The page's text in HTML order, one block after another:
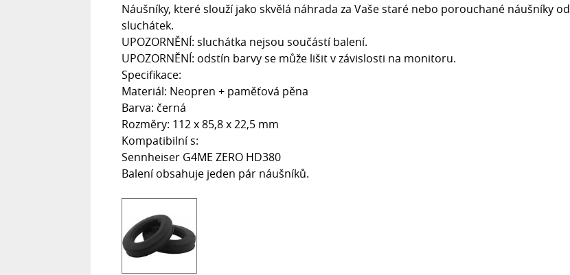
Náušníky, které slouží jako skvělá náhrada za Vaše staré nebo porouchané náušníky od
sluchátek.
UPOZORNĚNÍ: sluchátka nejsou součástí balení.
UPOZORNĚNÍ: odstín barvy se může lišit v závislosti na monitoru.
Specifikace:
Materiál: Neopren + paměťová pěna
Barva: černá
Rozměry: 112 x 85,8 x 22,5 mm
Kompatibilní s:
Sennheiser G4ME ZERO HD380
Balení obsahuje jeden pár náušníků.